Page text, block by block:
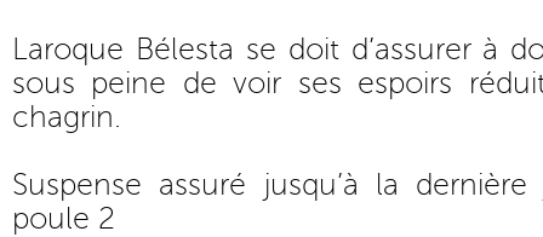
Laroque Bélesta se doit d’assurer à
sous peine de voir ses espoirs
chagrin.
Suspense assuré jusqu’à la
poule 2